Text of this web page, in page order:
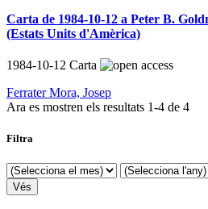
Carta de 1984-10-12 a Peter B.
(Estats Units d'Amèrica)
1984-10-12 Carta
Ferrater Mora, Josep
Ara es mostren els resultats 1-4 de 4
Filtra